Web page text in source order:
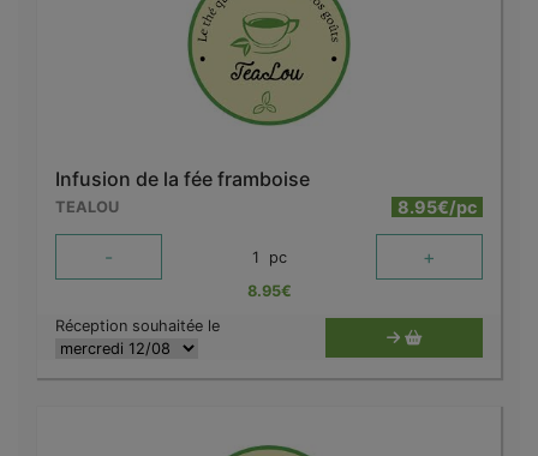
Infusion de la fée framboise
TEALOU 8.95€/pc
- 1 pc +
8.95€
Réception souhaitée le